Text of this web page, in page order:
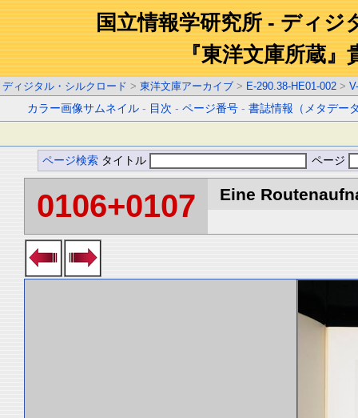
国立情報学研究所 - ディジ
『東洋文庫所蔵』
ディジタル・シルクロード > 東洋文庫アーカイブ > E-290.38-HE01-002 >
カラー画像サムネイル - 目次 -ページ番号 -書誌情報（メタデー
ページ検索 タイトル ページ
0106+0107 Eine